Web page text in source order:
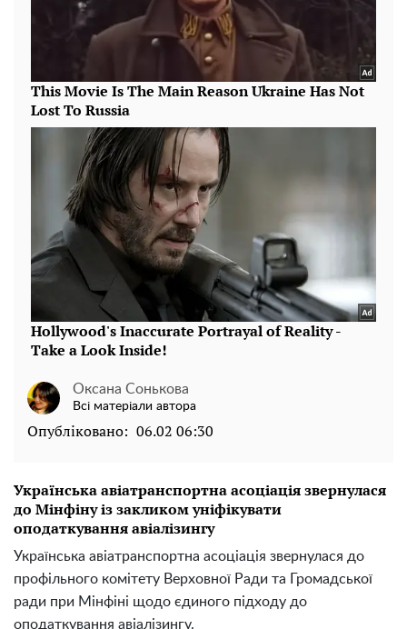
Оксана Сонькова
Всі матеріали автора
Опубліковано: 06.02 06:30
Українська авіатранспортна асоціація звернулася
до Мінфіну із закликом уніфікувати
оподаткування авіалізингу
Українська авіатранспортна асоціація звернулася до
профільного комітету Верховної Ради та Громадської
ради при Мінфіні щодо єдиного підходу до
оподаткування авіалізингу.